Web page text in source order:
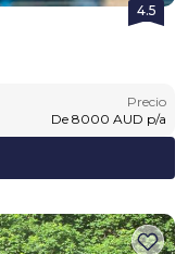
4.5
Precio
De 8000 AUD p/a